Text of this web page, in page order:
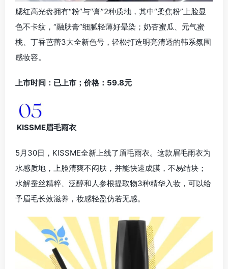
腮红高光盘拥有“粉”与“膏”2种质地，其中“柔焦粉”上脸显
色不卡纹，“融肤膏”细腻轻薄好晕染；奶杏蜜瓜、元气蜜
桃、丁香芭蕾3大全新色号，轻松打造明亮清透的韩系氛围
感妆容。
上市时间：已上市；价格：59.8元
KISSME眉毛雨衣
5月30日，KISSME全新上线了眉毛雨衣。这款眉毛雨衣为
水感质地，上脸清爽不闷肤，并能快速成膜，不易结块；
水解蚕丝精粹、泛醇和人参根提取物3种精华入妆，可以给
予眉毛长效滋养，妆感轻盈仿若无感。